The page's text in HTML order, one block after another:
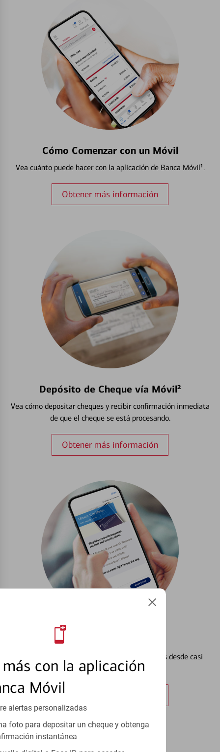
con la aplicación
Móvil
alertas personalizadas
foto para depositar un cheque y obtenga
instantánea
Cómo Comenzar con un Móvil
Vea cuánto puede hacer con la aplicación de Banca Móvil¹.
Obtener más información
Depósito de Cheque vía Móvil²
Vea cómo depositar cheques y recibir confirmación inmediata
de que el cheque se está procesando.
Obtener más información
Vea cómo mantener el control de sus finanzas desde casi
cualquier lugar.
Obtener más información